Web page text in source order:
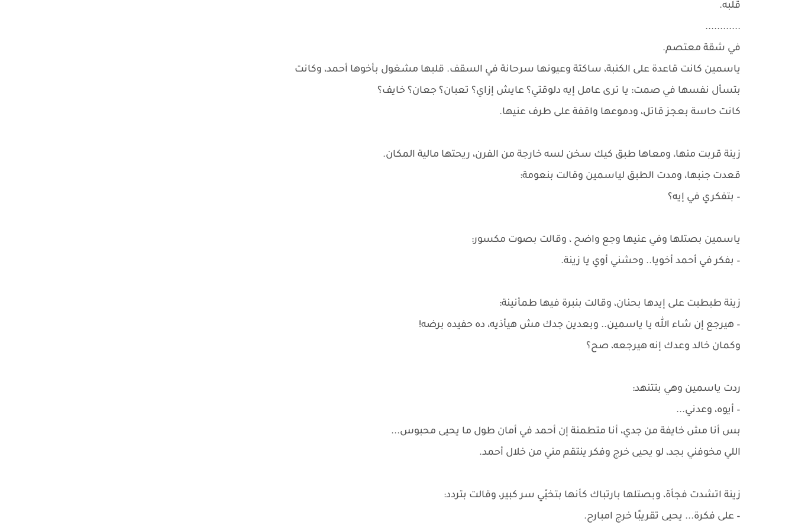
قلبه.
............
في شقة معتصم.
ياسمين كانت قاعدة على الكنبة، ساكتة وعيونها سرحانة في السقف. قلبها مشغول بأخوها أحمد، وكانت
بتسأل نفسها في صمت: يا ترى عامل إيه دلوقتي؟ عايش إزاي؟ تعبان؟ جعان؟ خايف؟
كانت حاسة بعجز قاتل، ودموعها واقفة على طرف عنيها.
زينة قربت منها، ومعاها طبق كيك سخن لسه خارجة من الفرن، ريحتها مالية المكان.
قعدت جنبها، ومدت الطبق لياسمين وقالت بنعومة:
– بتفكري في إيه؟
ياسمين بصتلها وفي عنيها وجع واضح ، وقالت بصوت مكسور:
– بفكر في أحمد أخويا.. وحشني أوي يا زينة.
زينة طبطبت على إيدها بحنان، وقالت بنبرة فيها طمأنينة:
– هيرجع إن شاء الله يا ياسمين.. وبعدين جدك مش هيأذيه، ده حفيده برضه!
وكمان خالد وعدك إنه هيرجعه، صح؟
ردت ياسمين وهي بتتنهد:
– أيوه، وعدني...
بس أنا مش خايفة من جدي، أنا متطمنة إن أحمد في أمان طول ما يحيى محبوس...
اللي مخوفني بجد، لو يحيى خرج وفكر ينتقم مني من خلال أحمد.
زينة اتشدت فجأة، وبصتلها بارتباك كأنها بتخبّي سر كبير، وقالت بتردد:
– على فكرة... يحيى تقريبًا خرج امبارح.